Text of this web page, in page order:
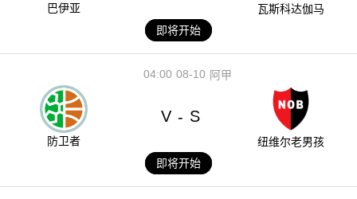
巴伊亚
瓦斯科达伽马
即将开始
08-10
04:00 阿甲
防卫者
V - S
纽维尔老男孩
即将开始